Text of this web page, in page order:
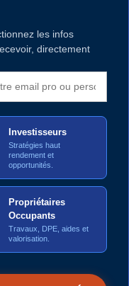
les infos
directement
Investisseurs
Stratégies haut
rendement et
opportunités.
Propriétaires
Occupants
Travaux, DPE, aides et
valorisation.